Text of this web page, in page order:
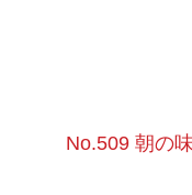
No.509 朝の